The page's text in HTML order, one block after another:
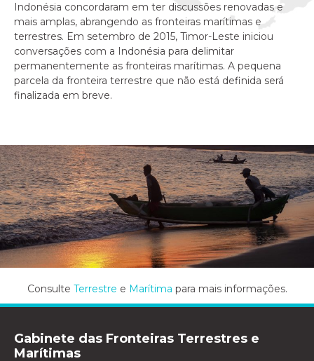
Indonésia concordaram em ter discussões renovadas e
mais amplas, abrangendo as fronteiras marítimas e
terrestres. Em setembro de 2015, Timor-Leste iniciou
conversações com a Indonésia para delimitar
permanentemente as fronteiras marítimas. A pequena
parcela da fronteira terrestre que não está definida será
finalizada em breve.
Consulte Terrestre e Marítima para mais informações.
Gabinete das Fronteiras Terrestres e
Marítimas